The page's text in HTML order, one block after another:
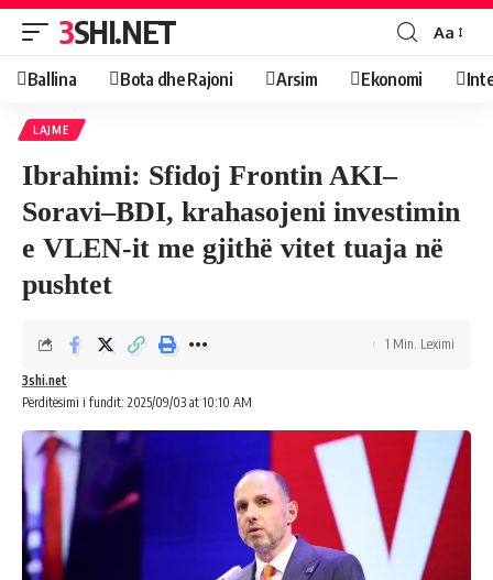
3SHI.NET Aa
Ballina Bota dhe Rajoni Arsim Ekonomi
LAJME
Ibrahimi: Sfidoj Frontin AKI–
Soravi–BDI, krahasojeni investimin
e VLEN-it me gjithë vitet tuaja në
pushtet
Përditësimi i fundit: 2025/09/03 at 10:10 AM
3shi.net
1 Min. Leximi